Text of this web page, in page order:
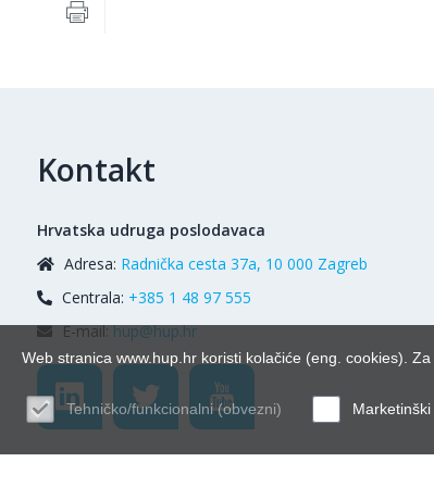
Kontakt
Hrvatska udruga poslodavaca
Adresa: Radnička cesta 37a, 10 000 Zagreb
Centrala: +385 1 48 97 555
E-mail:hup@hup.hr
Web stranica www.hup.hr koristi kolačiće (eng. cookies).
Tehničko/funkcionalni (obvezni) Marketinški